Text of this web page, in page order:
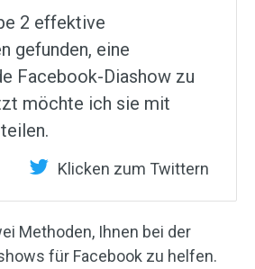
2 effektive
gefunden, eine
Facebook-Diashow zu
möchte ich sie mit
Klicken zum Twittern
Methoden, Ihnen bei der
für Facebook zu helfen.